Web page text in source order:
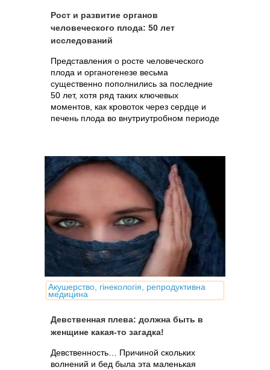
Рост и развитие органов
человеческого плода: 50 лет
исследований
Представления о росте человеческого
плода и органогенезе весьма
существенно пополнились за последние
50 лет, хотя ряд таких ключевых
моментов, как кровоток через сердце и
печень плода во внутриутробном периоде
Акушерство, гінекологія, репродуктивна
медицина
Девственная плева: должна быть в
женщине какая-то загадка!
Девственность… Причиной скольких
волнений и бед была эта маленькая